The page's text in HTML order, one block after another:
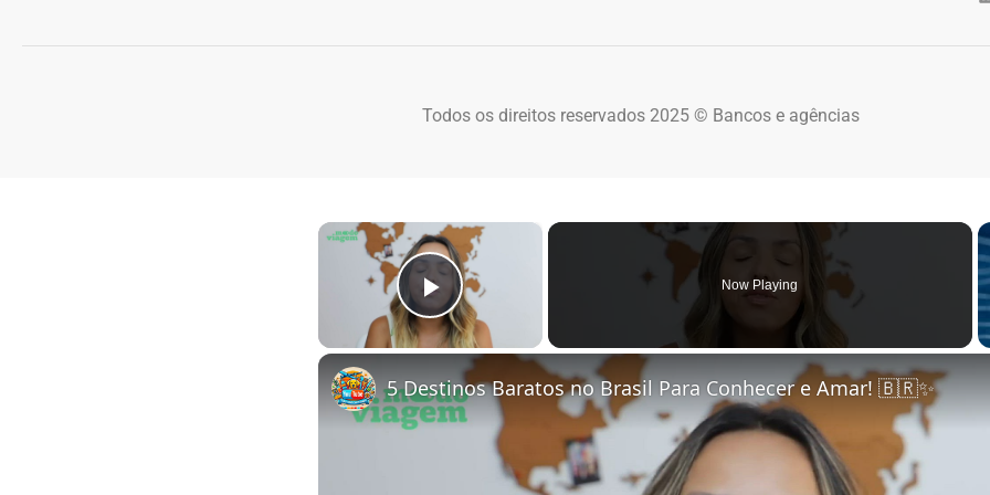
Todos os direitos reservados 2025 © Bancos e agências
×
Play Video
Now Playing
5 Destinos Baratos no Brasil Para Conhecer e Amar! 🇧🇷✨